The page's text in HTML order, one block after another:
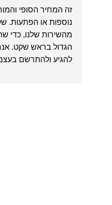
זה המחיר הסופי
נוספות או הפתעות.
מהשירות שלנו, כדי
הגדול בראש שקט.
להגיע ולהתרשם